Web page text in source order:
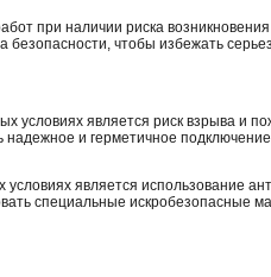
при наличии риска
чтобы избежать
условиях является риск взрыва и
и герметичное подключение
является использование
специальные искробезопасные